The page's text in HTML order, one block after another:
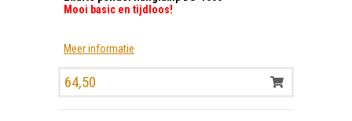
Mooi basic en tijdloos!
Meer informatie
64,50